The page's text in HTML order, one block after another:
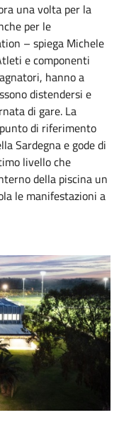
una volta per la
per le
– spiega Michele
e componenti
hanno a
distendersi e
di gare. La
di riferimento
Sardegna e gode di
livello che
della piscina un
le manifestazioni a